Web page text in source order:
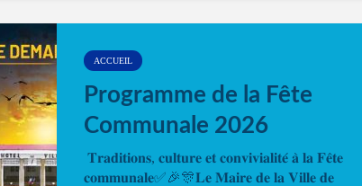
ACCUEIL
Programme de la Fête
Communale 2026
𝐓𝐫𝐚𝐝𝐢𝐭𝐢𝐨𝐧𝐬, 𝐜𝐮𝐥𝐭𝐮𝐫𝐞 𝐞𝐭 𝐜𝐨𝐧𝐯𝐢𝐯𝐢𝐚𝐥𝐢𝐭𝐞́ 𝐚̀ 𝐥𝐚 𝐅𝐞̂𝐭𝐞
𝐜𝐨𝐦𝐦𝐮𝐧𝐚𝐥𝐞✅🎉🎊𝐋𝐞 𝐌𝐚𝐢𝐫𝐞 𝐝𝐞 𝐥𝐚 𝐕𝐢𝐥𝐥𝐞 𝐝𝐞